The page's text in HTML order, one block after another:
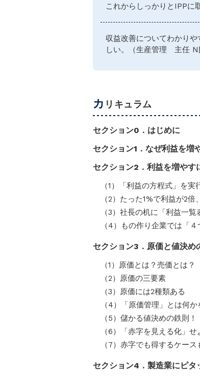
これからしっかりとIPPに
収益改善についてわかり
しい。（生産管理 主任 N
カ リキュラム
セクション0．はじめに
セクション1．なぜ利益を増
セクション2．利益を増やす
（1）「利益の方程式」を実
（2）たった1%で利益が2倍
（3）社長の机に「利益一覧
（4）もの作り企業では「
セクション3．原価と値決め
（1）原価とは？売価とは？
（2）原価の三要素
（3）原価には2種類ある
（4）「原価管理」とは何
（5）儲かる値決めの鉄則
（6）「赤字を見える化」せ
（7）赤字でも得するケース
セクション4．製造業にピ